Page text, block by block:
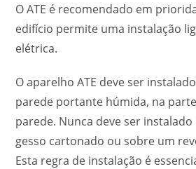
O ATE é recomendado em
edifício permite uma instalação
elétrica.
O aparelho ATE deve ser
parede portante húmida, na
parede. Nunca deve ser
gesso cartonado ou sobre um
Esta regra de instalação é